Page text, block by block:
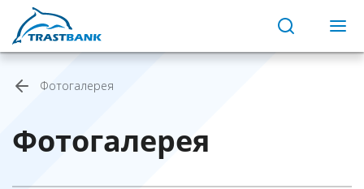
Фотогалерея
Фотогалерея